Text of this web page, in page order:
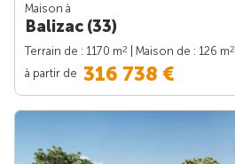
Maison à
Balizac (33)
Terrain de : 1170 m2 | Maison de : 126 m2
à partir de 316 738 €